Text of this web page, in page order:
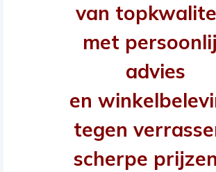
van
met
advies
en
tegen
scherpe